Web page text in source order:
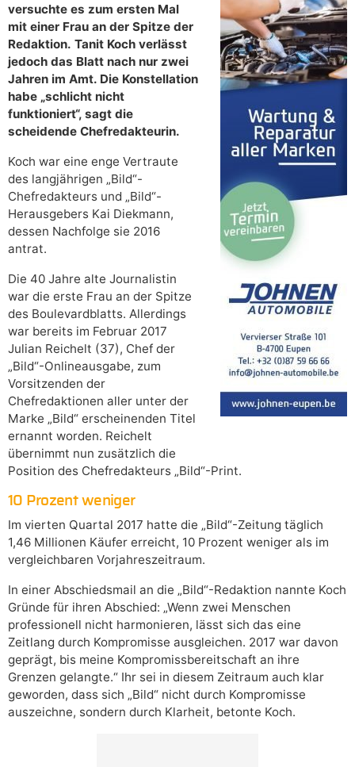
versuchte es zum ersten Mal
mit einer Frau an der Spitze der
Redaktion. Tanit Koch verlässt
jedoch das Blatt nach nur zwei
Jahren im Amt. Die Konstellation
habe „schlicht nicht
funktioniert“, sagt die
scheidende Chefredakteurin.
Koch war eine enge Vertraute
des langjährigen „Bild“-
Chefredakteurs und „Bild“-
Herausgebers Kai Diekmann,
dessen Nachfolge sie 2016
antrat.
Die 40 Jahre alte Journalistin
war die erste Frau an der Spitze
des Boulevardblatts. Allerdings
war bereits im Februar 2017
Julian Reichelt (37), Chef der
„Bild“-Onlineausgabe, zum
Vorsitzenden der
Chefredaktionen aller unter der
Marke „Bild“ erscheinenden Titel
ernannt worden. Reichelt
übernimmt nun zusätzlich die
Position des Chefredakteurs „Bild“-Print.
10 Prozent weniger
Im vierten Quartal 2017 hatte die „Bild“-Zeitung täglich
1,46 Millionen Käufer erreicht, 10 Prozent weniger als im
vergleichbaren Vorjahreszeitraum.
In einer Abschiedsmail an die „Bild“-Redaktion nannte Koch
Gründe für ihren Abschied: „Wenn zwei Menschen
professionell nicht harmonieren, lässt sich das eine
Zeitlang durch Kompromisse ausgleichen. 2017 war davon
geprägt, bis meine Kompromissbereitschaft an ihre
Grenzen gelangte.“ Ihr sei in diesem Zeitraum auch klar
geworden, dass sich „Bild“ nicht durch Kompromisse
auszeichne, sondern durch Klarheit, betonte Koch.